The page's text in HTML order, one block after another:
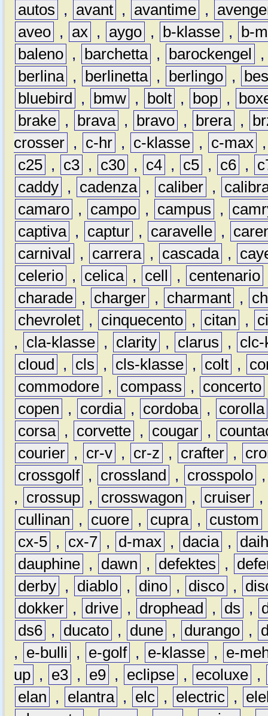
autos
, avant , avantime ,
aveo , ax , aygo , b-klasse ,
b-
baleno , barchetta , barockengel
berlina , berlinetta , berlingo ,
bluebird
, bmw , bolt , bop ,
brake , brava , bravo , brera ,
crosser , c-hr , c-klasse , c-max
c25 , c3 , c30 , c4 , c5 , c6 ,
caddy , cadenza , caliber ,
camaro , campo , campus ,
captiva , captur , caravelle ,
carnival
, carrera , cascada ,
celerio , celica , cell , centenario
charade , charger , charmant ,
chevrolet , cinquecento , citan ,
,
cla-klasse , clarity , clarus ,
clc-
cloud
, cls , cls-klasse , colt ,
commodore , compass , concerto
copen
, cordia , cordoba ,
corolla
corsa , corvette , cougar ,
courier , cr-v , cr-z , crafter ,
crossgolf , crossland , crosspolo
,
crossup , crosswagon , cruiser ,
cullinan
, cuore , cupra , custom
cx-5 , cx-7 , d-max , dacia ,
dauphine , dawn , defektes ,
derby , diablo , dino , disco ,
dokker , drive , drophead , ds ,
ds6 , ducato , dune , durango ,
,
e-bulli , e-golf , e-klasse ,
e-
up , e3 , e9 , eclipse , ecoluxe ,
elan
, elantra , elc , electric ,